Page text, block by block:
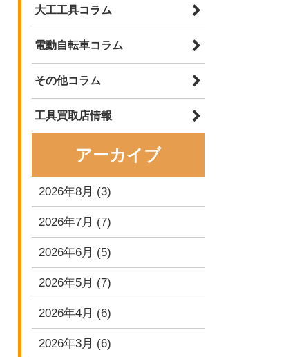
大工工具コラム
電動自転車コラム
その他コラム
工具買取店情報
アーカイブ
2026年8月 (3)
2026年7月 (7)
2026年6月 (5)
2026年5月 (7)
2026年4月 (6)
2026年3月 (6)